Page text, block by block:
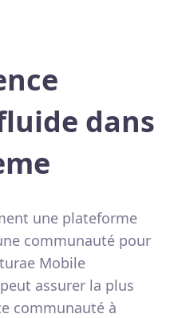
dans
une plateforme
communauté pour
Mobile
assurer la plus
communauté à